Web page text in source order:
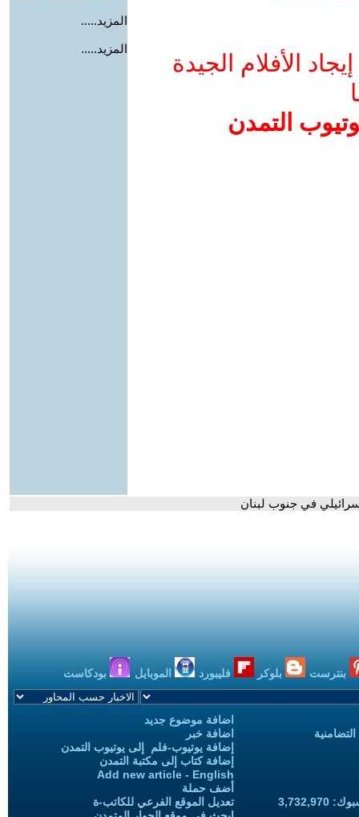
الأفلام الجيدة
التمدن
المزيد.....
المزيد.....
في جنوب لبنان
بنترست بلوكر فليبورد الموبايل بودكاست
اضافة موضوع جديد
اضافة خبر
إضافة يوتيوب-فلم إلى يوتيوب التمدن
إضافة كتاب إلى مكتبة التمدن
Add new article - English
أضف حملة
تعديل الموقع الفرعي للكاتب-ة